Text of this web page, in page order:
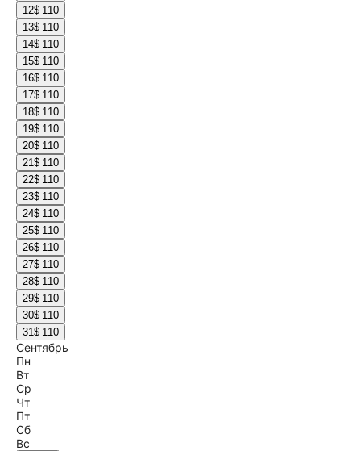
12$ 110
13$ 110
14$ 110
15$ 110
16$ 110
17$ 110
18$ 110
19$ 110
20$ 110
21$ 110
22$ 110
23$ 110
24$ 110
25$ 110
26$ 110
27$ 110
28$ 110
29$ 110
30$ 110
31$ 110
Сентябрь
Пн
Вт
Ср
Чт
Пт
Сб
Вс